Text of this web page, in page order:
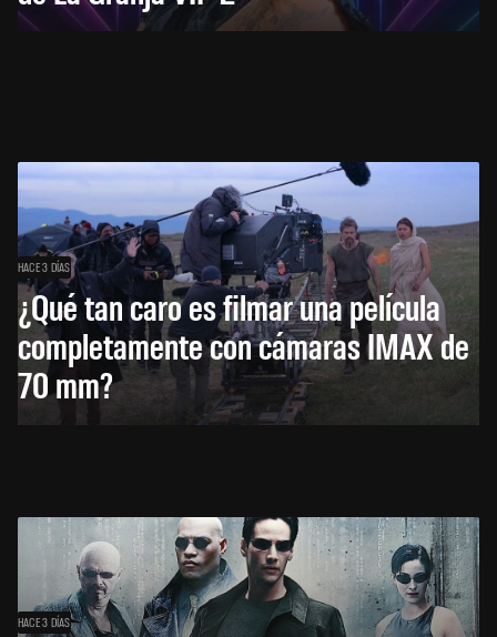
HACE 3 DÍAS
¿Qué tan caro es filmar una película
completamente con cámaras IMAX de
70 mm?
HACE 3 DÍAS